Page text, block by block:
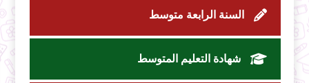
السنة الرابعة متوسط
شهادة التعليم المتوسط